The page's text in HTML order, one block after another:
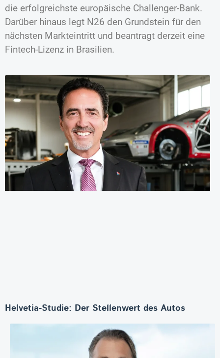
die erfolgreichste europäische Challenger-Bank.
Darüber hinaus legt N26 den Grundstein für den
nächsten Markteintritt und beantragt derzeit eine
Fintech-Lizenz in Brasilien.
Helvetia-Studie: Der Stellenwert des Autos